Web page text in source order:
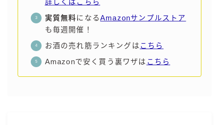
詳しくはこちら
実質無料になるAmazonサンプルストア
も毎週開催！
お酒の売れ筋ランキングは こちら
Amazonで安く買う裏ワザは こちら